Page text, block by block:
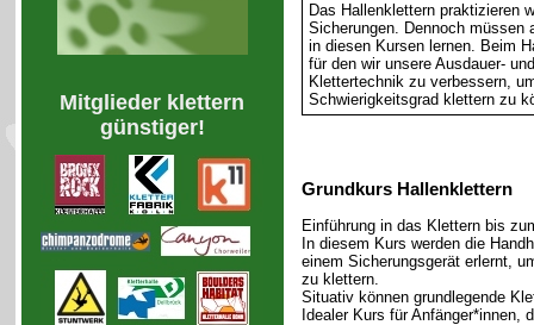
Mitglieder klettern
günstiger!
Das Hallenklettern praktizieren
Sicherungen. Dennoch müssen
in diesen Kursen lernen. Beim
für den wir unsere Ausdauer-
Klettertechnik zu verbessern,
Schwierigkeitsgrad klettern zu
Grundkurs Hallenklettern
Einführung in das Klettern bis
In diesem Kurs werden die
einem Sicherungsgerät erlernt,
zu klettern.
Situativ können grundlegende
Idealer Kurs für Anfänger*innen,